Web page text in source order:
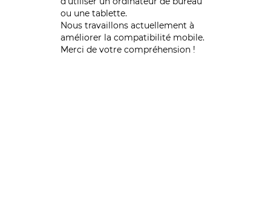
ou une tablette.
Nous travaillons actuellement à
améliorer la compatibilité mobile.
Merci de votre compréhension !